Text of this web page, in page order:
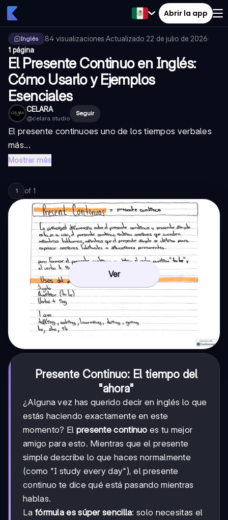
Abrir la app
Inglés 84 visualizaciones·Actualizado 22 de julio de 2026·
1 página
El Presente Continuo en Inglés:
Cómo Usarlo y Ejemplos
Esenciales
CELARA
@celara.studio
Seguir
El presente continuoes uno de los tiempos verbales
más...
Mostrar más
1 of 1
Ver
Presente Continuo: El tiempo del
"ahora"
¿Alguna vez has querido decir en inglés lo que
estás haciendo exactamente en este
momento? El presente continuo es tu mejor
amigo para esto. Mientras que el presente
simple describe lo que haces normalmente
(como "I study every day"), el presente
continuo te dice qué está pasando mientras
hablas.
La fórmula es súper sencilla: solo necesitas el